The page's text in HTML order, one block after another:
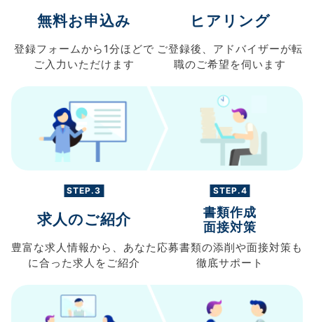
無料お申込み
登録フォームから 1分ほどで
ご入力 いただけます
ヒアリング
ご登録後、 アドバイザーが転
職のご希望を伺います
STEP.3
求人のご紹介
豊富な求人情報から、 あなた
に合った求人を ご紹介
STEP.4
書類作成
面接対策
応募書類の添削や面接対策も
徹底サポート